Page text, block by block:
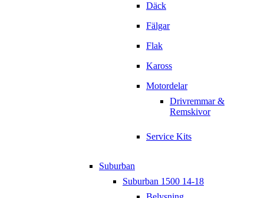
Däck
Fälgar
Flak
Kaross
Motordelar
Drivremmar &
Remskivor
Service Kits
Suburban
Suburban 1500 14-18